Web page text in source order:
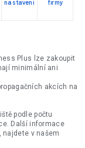
nastavení
firmy
Plus lze zakoupit
minimální ani
akcích na
podle počtu
Další informace
v našem